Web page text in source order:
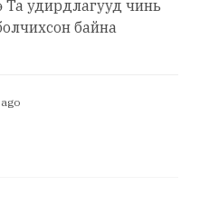
Та удирдлагууд чинь
байна